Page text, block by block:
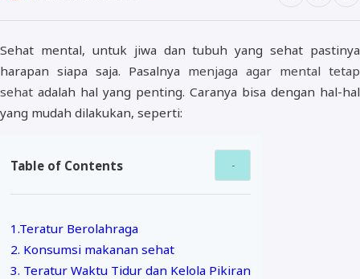
Sehat mental, untuk jiwa dan tubuh yang sehat pastinya
harapan siapa saja. Pasalnya menjaga agar mental tetap
sehat adalah hal yang penting. Caranya bisa dengan hal-hal
yang mudah dilakukan, seperti:
Table of Contents
1.Teratur Berolahraga
2. Konsumsi makanan sehat
3. Teratur Waktu Tidur dan Kelola Pikiran